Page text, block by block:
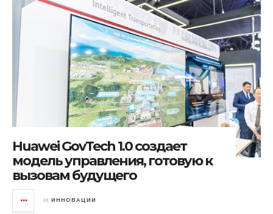
Huawei GovTech 1.0 создает
модель управления, готовую к
вызовам будущего
in ИННОВАЦИИ